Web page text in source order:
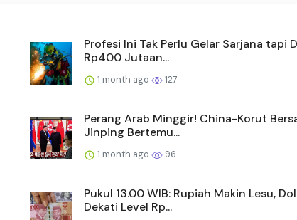
Profesi Ini Tak Perlu Gelar Sarjana tapi
Rp400 Jutaan...
1 month ago 127
Perang Arab Minggir! China-Korut
Jinping Bertemu...
1 month ago 96
Pukul 13.00 WIB: Rupiah Makin Lesu,
Dekati Level Rp...